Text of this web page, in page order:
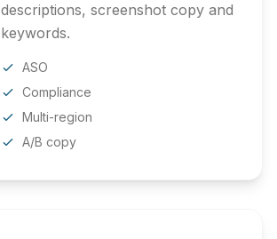
descriptions, screenshot copy and
keywords.
ASO
Compliance
Multi-region
A/B copy